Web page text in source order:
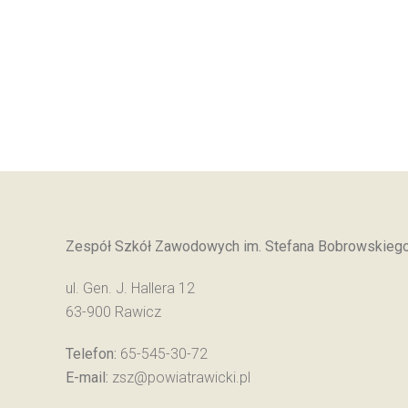
Zespół Szkół Zawodowych im. Stefana
ul. Gen. J. Hallera 12
63-900 Rawicz
Telefon: 65-545-30-72
E-mail: zsz@powiatrawicki.pl